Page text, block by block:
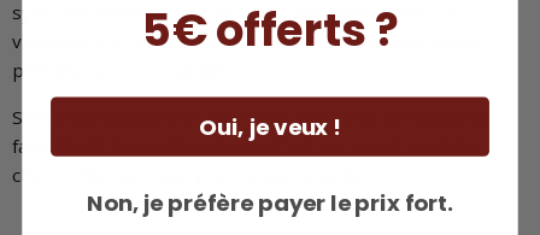
système immunitaire face aux radicaux libres. La
vitamine E et le sélénium sont, à ce titre, des alliés
précieux pour sa santé.
Soutenez également sa vision. Certains composants
favorisent la santé oculaire. C'est un point sensible
chez cette race aux yeux si expressifs.
5€ offerts ?
Oui, je veux !
Non, je préfère payer le prix fort.